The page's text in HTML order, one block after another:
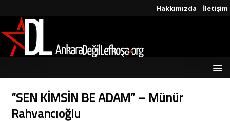
Hakkımızda İletişim
“SEN KİMSİN BE ADAM” – Münür
Rahvancıoğlu